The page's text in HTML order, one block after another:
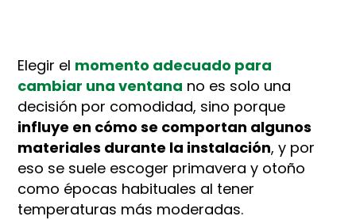
Elegir el momento adecuado para
cambiar una ventana no es solo una
decisión por comodidad, sino porque
influye en cómo se comportan algunos
materiales durante la instalación, y por
eso se suele escoger primavera y otoño
como épocas habituales al tener
temperaturas más moderadas.